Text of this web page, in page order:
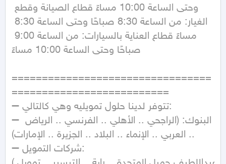
صباحًا وحتى الساعة 10:00 مساءً
=================================
==========================
➖ تتوفر لدينا حلول تمويليه وهي كالتالي:
➖ البنوك: (الراجحي .. الأهلي .. الفرنسي .. الرياض
.. العربي .. الإنماء .. البلاد .. الجزيرة .. الإمارات)
➖ شركات التمويل: